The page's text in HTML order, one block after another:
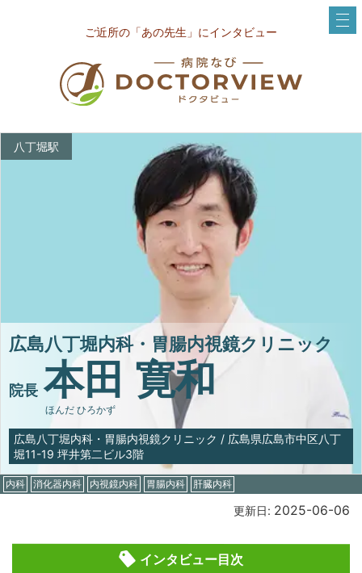
ご近所の「あの先生」にインタビュー
八丁堀駅
広島八丁堀内科・胃腸内視鏡クリニック
院長 本田 寛和
ほんだ ひろかず
広島八丁堀内科・胃腸内視鏡クリニック / 広島県広島市中区八丁
堀11-19 坪井第二ビル3階
内科 消化器内科 内視鏡内科 胃腸内科 肝臓内科
更新日: 2025-06-06
インタビュー目次